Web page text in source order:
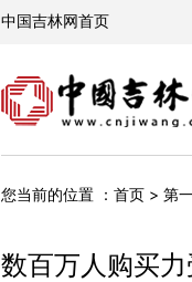
您当前的位置 ： 首页 > 第
数百万人购买